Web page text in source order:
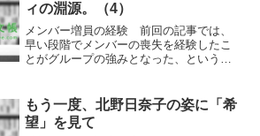
ィの淵源。（4）
メンバー増員の経験 前回の記事では、
早い段階でメンバーの喪失を経験したこ
とがグループの強みとなった、というこ
グループの強みとなった、ということを
書いていきたいと思う。 ...
もう一度、北野日奈子の姿に「希
望」を見て